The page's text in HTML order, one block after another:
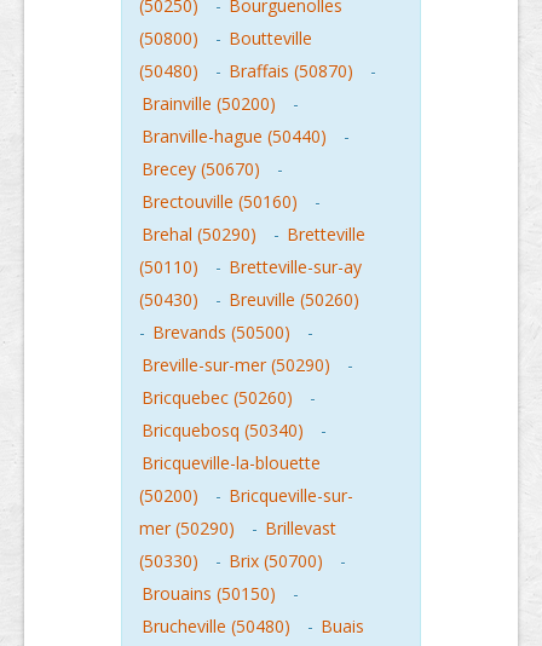
(50250) - Bourguenolles
(50800)
- Boutteville
(50480)
- Braffais (50870)
-
Brainville (50200)
-
Branville-hague (50440)
-
Brecey (50670)
-
Brectouville (50160)
-
Brehal (50290)
- Bretteville
(50110)
- Bretteville-sur-ay
(50430)
- Breuville (50260)
- Brevands (50500)
-
Breville-sur-mer (50290)
-
Bricquebec (50260)
-
Bricquebosq (50340)
-
Bricqueville-la-blouette
(50200)
- Bricqueville-sur-
mer (50290)
- Brillevast
(50330)
- Brix (50700)
-
Brouains (50150)
-
Brucheville (50480)
- Buais